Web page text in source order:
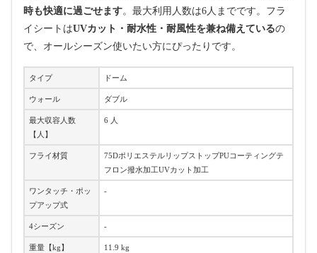
時も快適に過ごせます。最大利用人数は6人までです。フラ
イシートはUVカット・耐水性・耐風性を兼ね備えているの
で、オールシーズン使いたい方にぴったりです。
タイプ ドーム
ウォール ダブル
最大収容人数
【人】
6 人
フライ材質
75DポリエステルリップストップPUコーティングテ
フロン撥水加工UVカット加工
ワンタッチ・ポッ
プアップ式
-
4シーズン -
重量【kg】 11.9 kg